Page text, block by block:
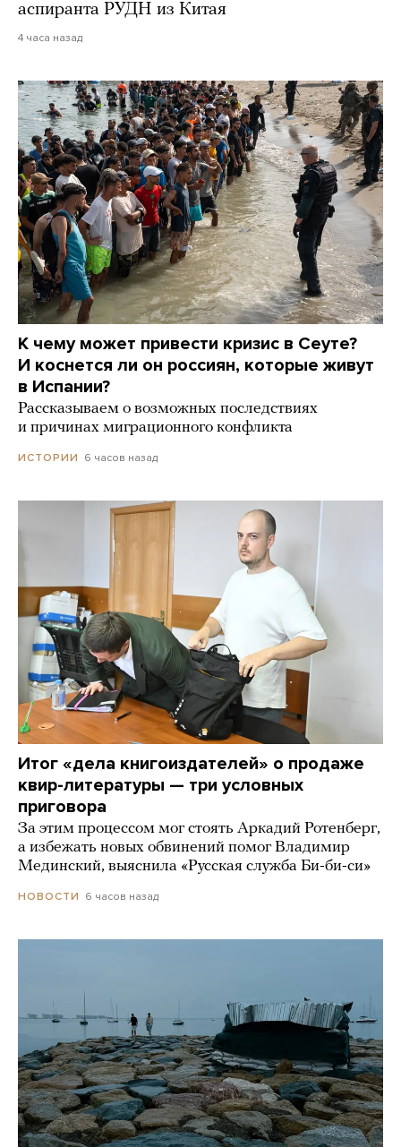
аспиранта РУДН из Китая
4 часа назад
К чему может привести кризис в Сеуте?
И коснется ли он россиян, которые живут
в Испании?
Рассказываем о возможных последствиях
и причинах миграционного конфликта
ИСТОРИИ 6 часов назад
Итог «дела книгоиздателей» о продаже
квир-литературы — три условных
приговора
За этим процессом мог стоять Аркадий Ротенберг,
а избежать новых обвинений помог Владимир
Мединский, выяснила «Русская служба Би-би-си»
НОВОСТИ 6 часов назад